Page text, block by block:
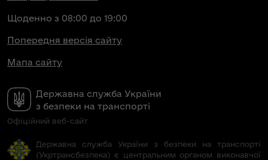
Державна служба України
з безпеки на транспорті
Офіційний веб-сайт
Щоденно з 08:00 до 19:00
Попередня версія сайту
Мапа сайту
Державна служба України з безпеки на транспорті
(Укртрансбезпека) є центральним органом виконавчої